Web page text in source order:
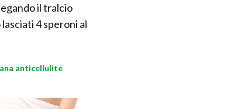
il tralcio
4 speroni al
anticellulite